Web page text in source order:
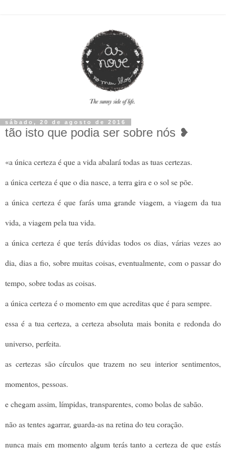
sábado, 20 de agosto de 2016
tão isto que podia ser sobre nós ❥
«a única certeza é que a vida abalará todas as tuas certezas.
a única certeza é que o dia nasce, a terra gira e o sol se põe.
a única certeza é que farás uma grande viagem, a viagem da tua
vida, a viagem pela tua vida.
a única certeza é que terás dúvidas todos os dias, várias vezes ao
dia, dias a fio, sobre muitas coisas, eventualmente, com o passar do
tempo, sobre todas as coisas.
a única certeza é o momento em que acreditas que é para sempre.
essa é a tua certeza, a certeza absoluta mais bonita e redonda do
universo, perfeita.
as certezas são círculos que trazem no seu interior sentimentos,
momentos, pessoas.
e chegam assim, límpidas, transparentes, como bolas de sabão.
não as tentes agarrar, guarda-as na retina do teu coração.
nunca mais em momento algum terás tanto a certeza de que estás